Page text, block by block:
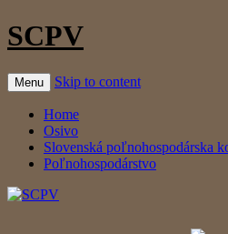
SCPV
Menu Skip to content
Home
Osivo
Slovenská poľnohospodárska
Poľnohospodárstvo